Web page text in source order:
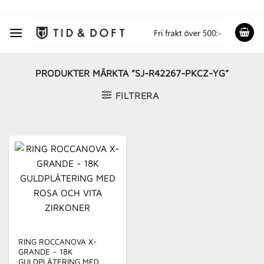
content
PRODUKTER MÄRKTA ”SJ-R42267-PKCZ-YG”
FILTRERA
RING ROCCANOVA X-
GRANDE – 18K
GULDPLÄTERING MED